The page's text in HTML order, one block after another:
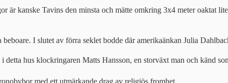
är kanske Tavins den minsta och mätte omkring 3x4 meter oaktat
beboare. I slutet av förra seklet bodde där amerikaänkan Julia
detta hus klockringaren Matts Hansson, en storväxt man och känd
med ett utmärkande drag av religiös fromhet.